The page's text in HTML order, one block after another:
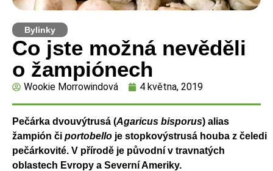
Bylinky
Co jste možná nevěděli
o žampiónech
Wookie Morrowindová 4 května, 2019
Pečárka dvouvýtrusá (Agaricus bisporus) alias
žampión či portobello je stopkovýstrusá houba z čeledi
pečárkovité. V přírodě je původní v travnatých
oblastech Evropy a Severní Ameriky.